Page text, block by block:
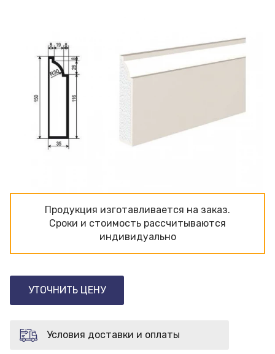
Продукция изготавливаeтся на заказ.
Сроки и стоимость рассчитываются
индивидуально
УТОЧНИТЬ ЦЕНУ
Условия доставки и оплаты